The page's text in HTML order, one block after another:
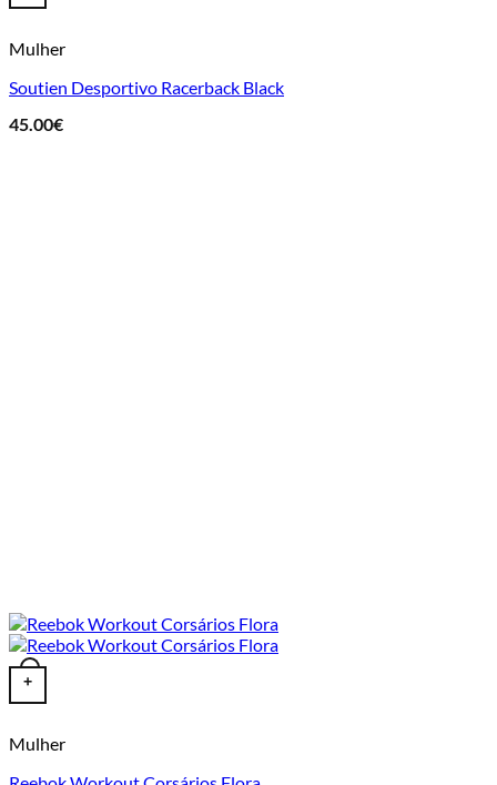
Mulher
Soutien Desportivo Racerback Black
45.00€
+
This product has multiple variants. The options may be chosen
Mulher